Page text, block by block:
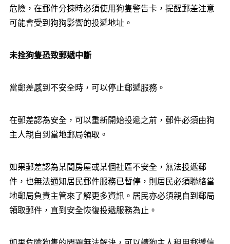
危險，在郵件分揀時必須使用狗隻警告卡，提醒郵差注意
可能會受到狗狗影響的投遞地址。
未拴狗隻恐致郵遞中斷
當郵差感到不安全時，可以停止郵遞服務。
在郵差認為安全，可以重新開始投遞之前，郵件必須由狗
主人親自到當地郵局領取。
如果郵差認為某間房屋或某個社區不安全，無法投遞郵
件，也無法通知居民郵件服務已暫停，則居民必須聯絡當
地郵局負責主管來了解更多資訊。居民亦必須親自到郵局
領取郵件，直到安全恢復投遞服務為止。